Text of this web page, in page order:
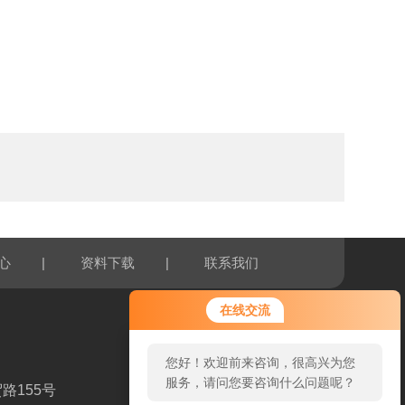
在线交流
您好！欢迎前来咨询，很高兴为您
服务，请问您要咨询什么问题呢？
| 资料下载 | 联系我们
155号